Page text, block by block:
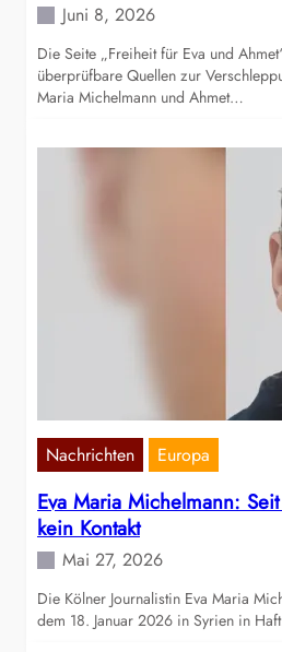
Juni 8, 2026
Die Seite „Freiheit für Eva und
überprüfbare Quellen zur
Maria Michelmann und Ahmet…
Nachrichten Europa
Eva Maria Michelmann:
kein Kontakt
Mai 27, 2026
Die Kölner Journalistin Eva Maria
dem 18. Januar 2026 in Syrien in